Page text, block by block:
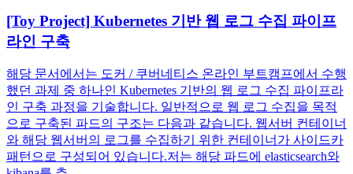
[Toy Project] Kubernetes 기반 웹 로그 수집 파이프
라인 구축
해당 문서에서는 도커 / 쿠버네티스 온라인 부트캠프에서 수행
했던 과제 중 하나인 Kubernetes 기반의 웹 로그 수집 파이프라
인 구축 과정을 기술합니다. 일반적으로 웹 로그 수집을 목적
으로 구축된 파드의 구조는 다음과 같습니다. 웹서버 컨테이너
와 해당 웹서버의 로그를 수집하기 위한 컨테이너가 사이드카
패턴으로 구성되어 있습니다.저는 해당 파드에 elasticsearch와